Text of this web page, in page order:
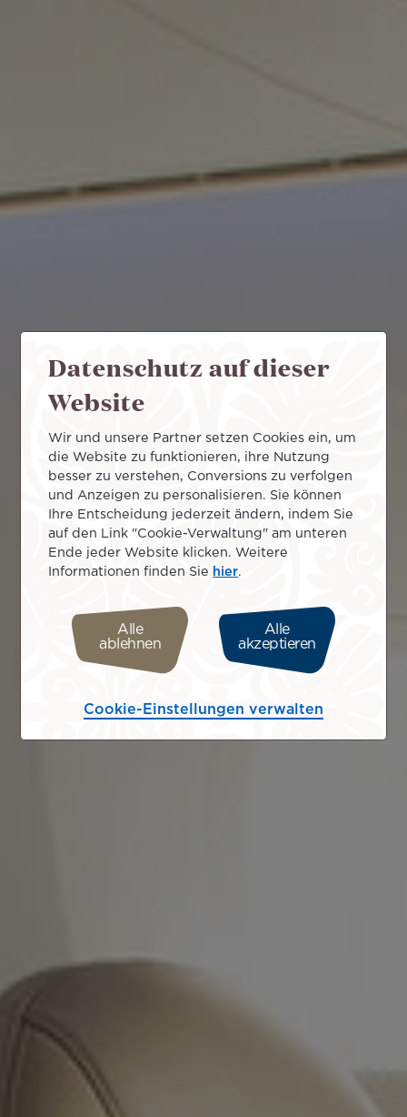
Datenschutz auf dieser
Website
Wir und unsere Partner setzen Cookies ein, um
die Website zu funktionieren, ihre Nutzung
besser zu verstehen, Conversions zu verfolgen
und Anzeigen zu personalisieren. Sie können
Ihre Entscheidung jederzeit ändern, indem Sie
auf den Link "Cookie-Verwaltung" am unteren
Ende jeder Website klicken. Weitere
Informationen finden Sie hier.
Alle
ablehnen
Alle
akzeptieren
Cookie-Einstellungen verwalten